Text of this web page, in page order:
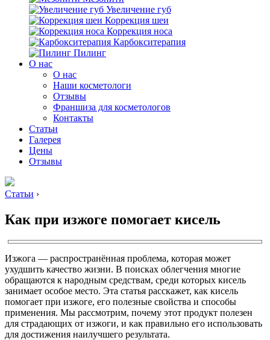
Увеличение губ
Коррекция шеи
Коррекция носа
Карбокситерапия
Пилинг
O нас
O нас
Наши косметологи
Отзывы
Франшиза для косметологов
Контакты
Статьи
Галерея
Цены
Отзывы
Статьи ›
Как при изжоге помогает кисель
Изжога — распространённая проблема, которая может
ухудшить качество жизни. В поисках облегчения многие
обращаются к народным средствам, среди которых кисель
занимает особое место. Эта статья расскажет, как кисель
помогает при изжоге, его полезные свойства и способы
применения. Мы рассмотрим, почему этот продукт полезен
для страдающих от изжоги, и как правильно его использовать
для достижения наилучшего результата.